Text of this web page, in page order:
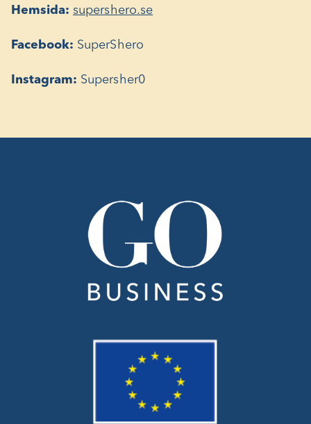
Hemsida: supershero.se
Facebook: SuperShero
Instagram: Supersher0